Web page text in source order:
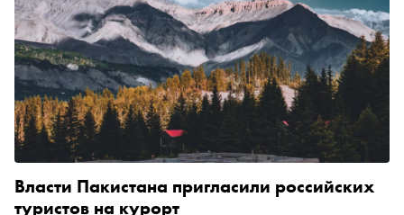
Власти Пакистана пригласили российских
туристов на курорт